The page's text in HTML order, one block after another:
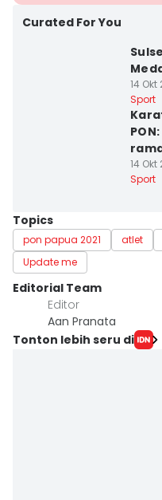
Curated For You
14 Okt
Sport
14 Okt
Sport
Topics
pon papua 2021 atlet
Update me
Editorial Team
Editor
Aan Pranata
Tonton lebih seru di